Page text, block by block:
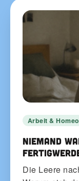
Arbeit &
Niemand
Die Leere